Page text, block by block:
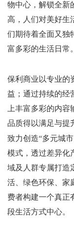
物中心，解锁全新
高，人们对美好生
们期待着全面又独
富多彩的生活日常。
保利商业以专业的
益；通过持续的经
上丰富多彩的内
品质得以满足与提
致力创造“多元城
模式，透过差异化
域及人群专属打造
活、绿色环保、家
费者构建一个真正
段生活方式中心。